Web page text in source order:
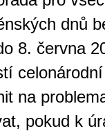
dnů
8. června
na
pokud k
kde si
V
nabídku her
pravidelné